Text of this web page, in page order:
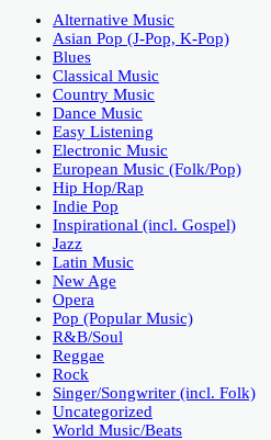
Alternative Music
Asian Pop (J-Pop, K-Pop)
Blues
Classical Music
Country Music
Dance Music
Easy Listening
Electronic Music
European Music (Folk/Pop)
Hip Hop/Rap
Indie Pop
Inspirational (incl. Gospel)
Jazz
Latin Music
New Age
Opera
Pop (Popular Music)
R&B/Soul
Reggae
Rock
Singer/Songwriter (incl. Folk)
Uncategorized
World Music/Beats